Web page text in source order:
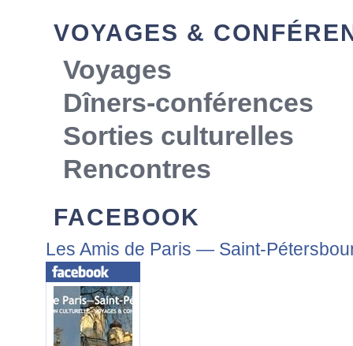
VOYAGES &
Voyages
Dîners-conférences
Sorties culturelles
Rencontres
FACEBOOK
Les Amis de Paris — Saint-